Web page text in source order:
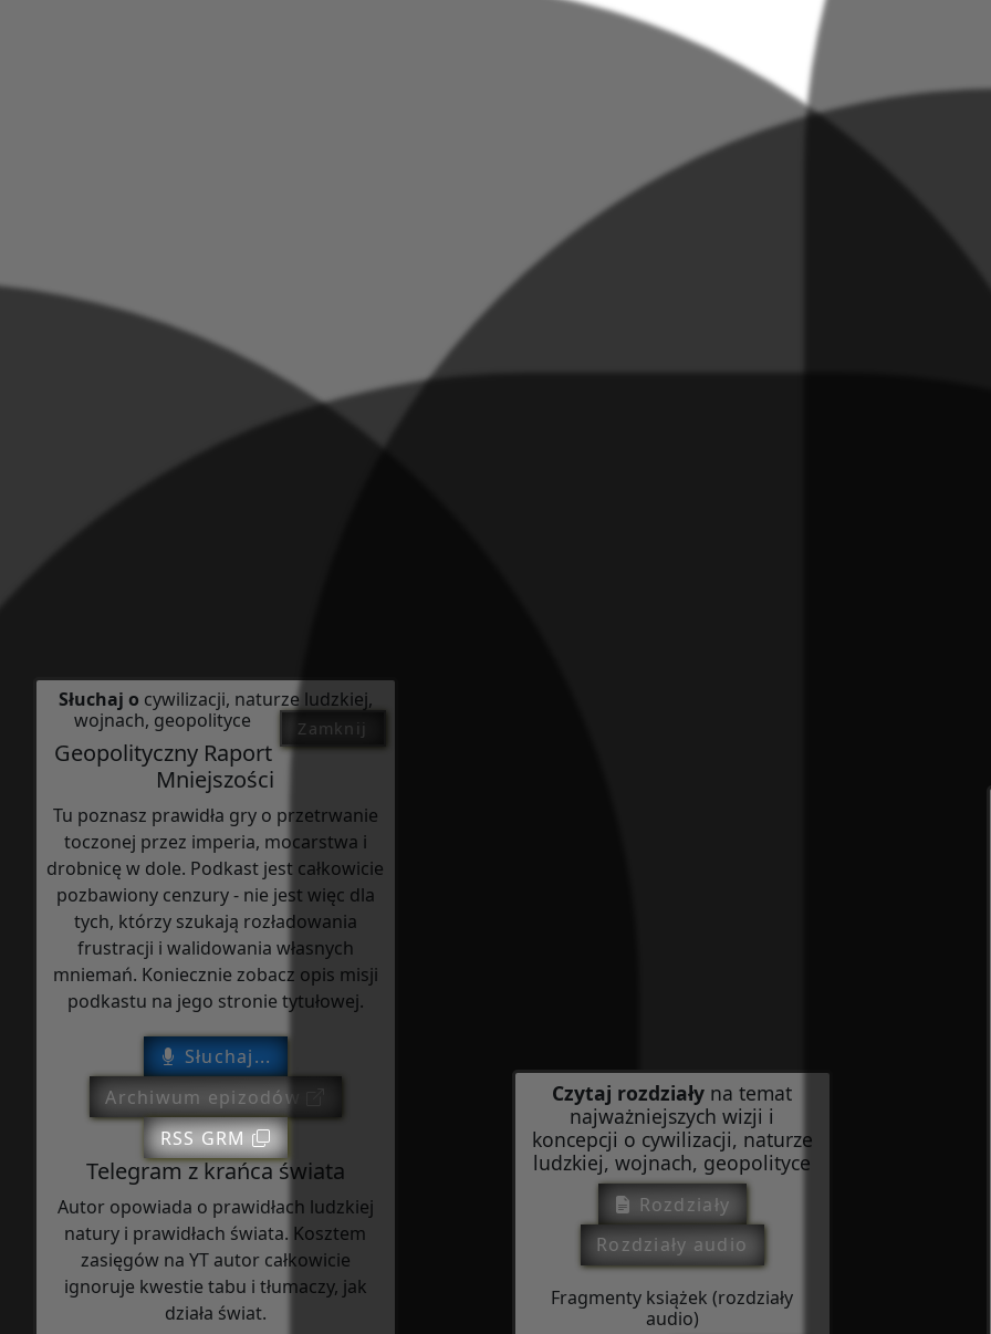
Słuchaj o cywilizacji, naturze ludzkiej,
wojnach, geopolityce
Zamknij
Geopolityczny Raport
Mniejszości
Tu poznasz prawidła gry o przetrwanie
toczonej przez imperia, mocarstwa i
drobnicę w dole. Podkast jest całkowicie
pozbawiony cenzury - nie jest więc dla
tych, którzy szukają rozładowania
frustracji i walidowania własnych
mniemań. Koniecznie zobacz opis misji
podkastu na jego stronie tytułowej.
Słuchaj...
Archiwum epizodów
RSS GRM
Telegram z krańca świata
Autor opowiada o prawidłach ludzkiej
natury i prawidłach świata. Kosztem
zasięgów na YT autor całkowicie
ignoruje kwestie tabu i tłumaczy, jak
działa świat.
Czytaj rozdziały na temat
najważniejszych wizji i
koncepcji o cywilizacji, naturze
ludzkiej, wojnach, geopolityce
Rozdziały
Rozdziały audio
Fragmenty książek (rozdziały
audio)